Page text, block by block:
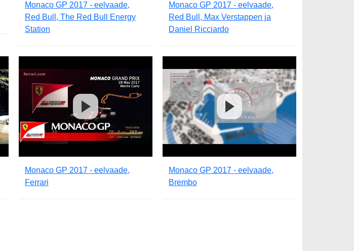
Monaco GP 2017 - eelvaade,
Red Bull, The Red Bull Energy
Station
Monaco GP 2017 - eelvaade,
Red Bull, Max Verstappen ja
Daniel Ricciardo
Monaco GP 2017 - eelvaade,
Ferrari
Monaco GP 2017 - eelvaade,
Brembo